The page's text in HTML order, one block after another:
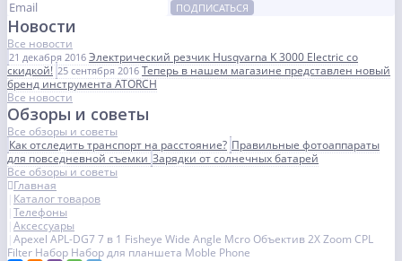
ПОДПИСАТЬСЯ
Новости
Все новости
21 декабря 2016 Электрический резчик Husqvarna K 3000 Electric со
скидкой! 25 сентября 2016 Теперь в нашем магазине представлен новый
бренд инструмента ATORCH
Все новости
Обзоры и советы
Все обзоры и советы
Как отследить транспорт на расстояние? Правильные фотоаппараты
для повседневной съемкиЗарядки от солнечных батарей
Все обзоры и советы
Главная
Каталог товаров
Телефоны
Аксессуары
Apexel APL-DG7 7 в 1 Fisheye Wide Angle Mcro Объектив 2X Zoom CPL
Filter Набор Набор для планшета Moble Phone